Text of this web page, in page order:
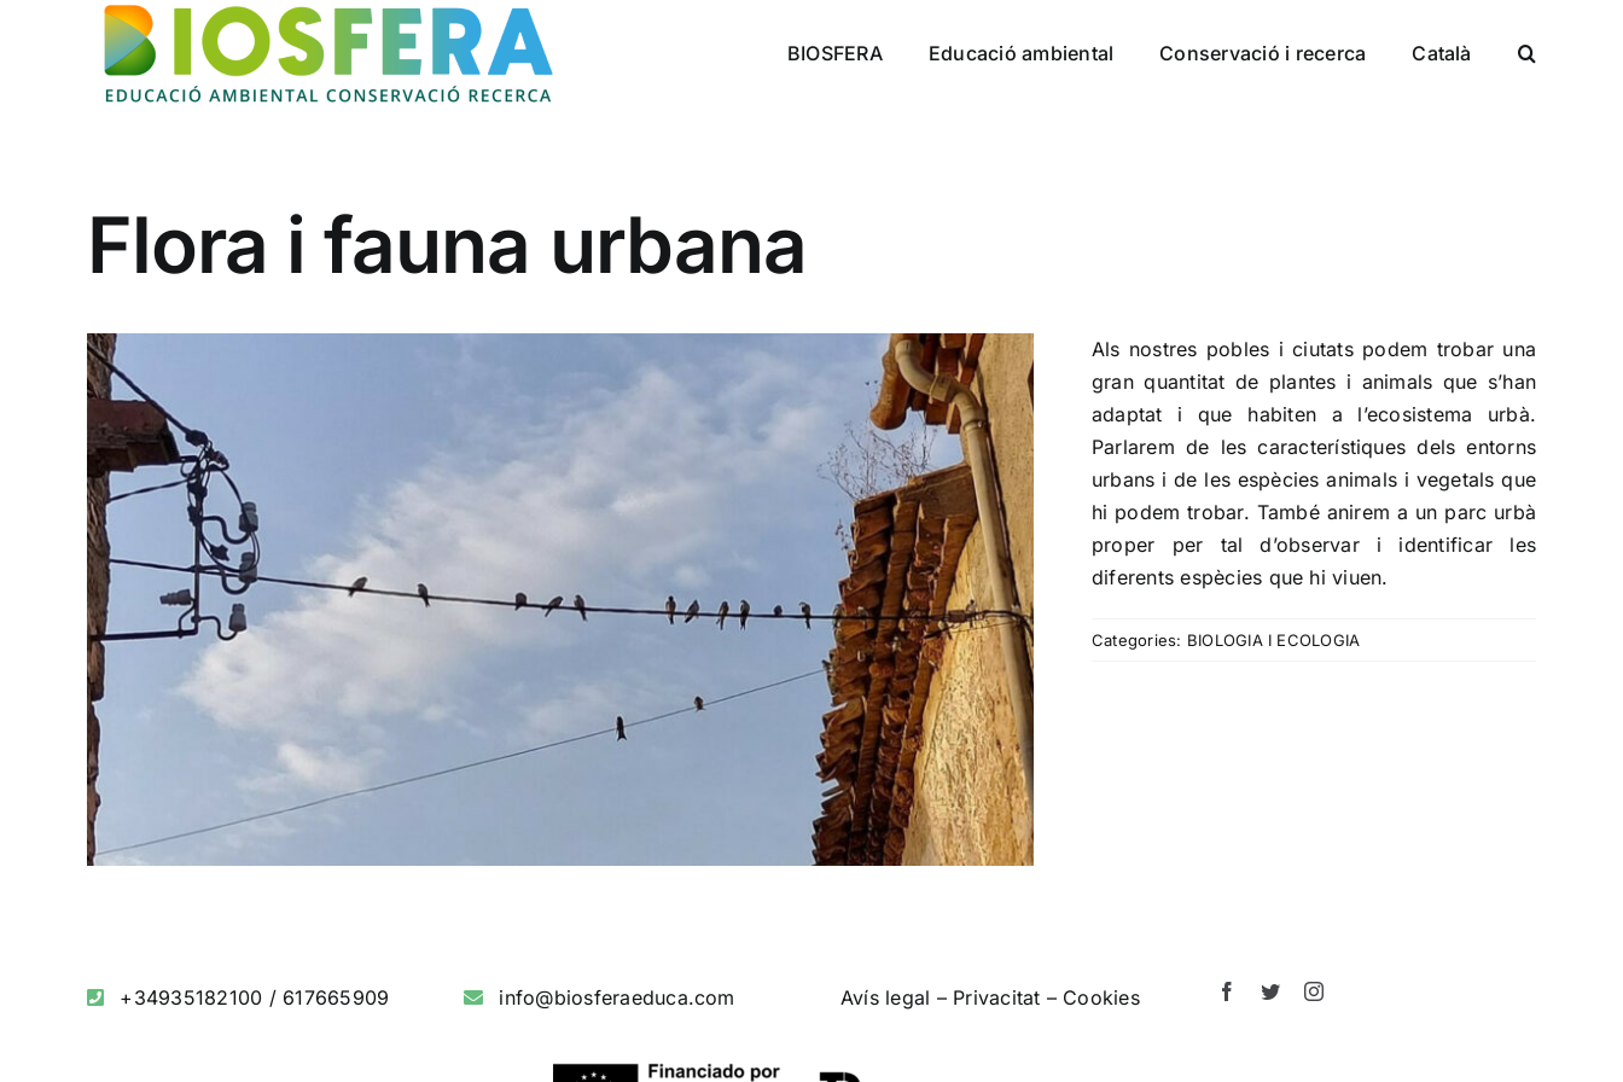
BIOSFERA Educació ambiental Conservació i recerca Català
Flora i fauna urbana
Als nostres pobles i ciutats podem trobar una
gran quantitat de plantes i animals que s’han
adaptat i que habiten a l’ecosistema urbà.
Parlarem de les característiques dels entorns
urbans i de les espècies animals i vegetals que
hi podem trobar. També anirem a un parc urbà
proper per tal d’observar i identificar les
diferents espècies que hi viuen.
Categories: BIOLOGIA I ECOLOGIA
+34935182100 / 617665909 info@biosferaeduca.com Avís legal – Privacitat – Cookies